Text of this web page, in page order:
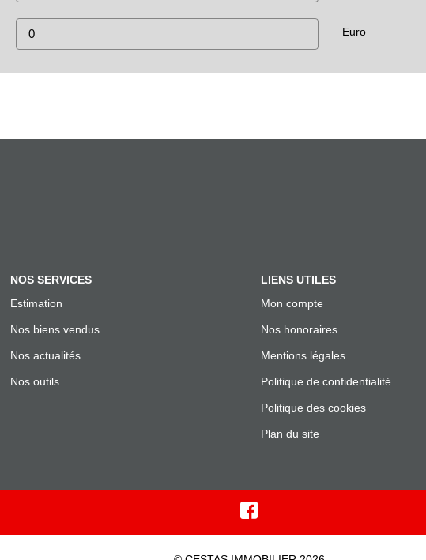
Euro
NOS SERVICES
Estimation
Nos biens vendus
Nos actualités
Nos outils
LIENS UTILES
Mon compte
Nos honoraires
Mentions légales
Politique de confidentialité
Politique des cookies
Plan du site